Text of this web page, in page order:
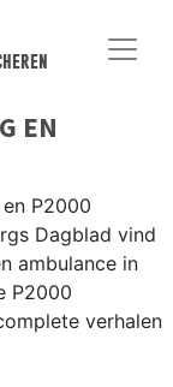
EN
P2000
Dagblad vind
ambulance in
P2000
verhalen